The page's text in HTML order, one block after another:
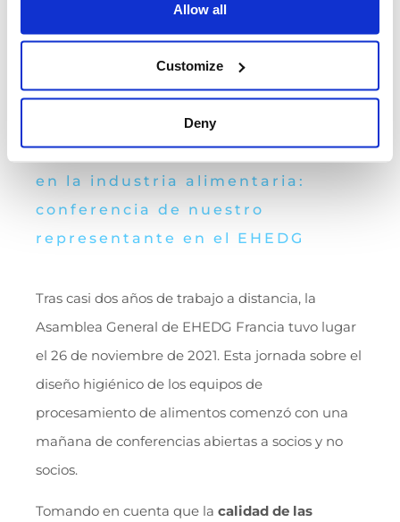
Allow all
Customize
Deny
Buenas prácticas de soldadura
en la industria alimentaria:
conferencia de nuestro
representante en el EHEDG
Tras casi dos años de trabajo a distancia, la
Asamblea General de EHEDG Francia tuvo lugar
el 26 de noviembre de 2021. Esta jornada sobre el
diseño higiénico de los equipos de
procesamiento de alimentos comenzó con una
mañana de conferencias abiertas a socios y no
socios.
Tomando en cuenta que la calidad de las